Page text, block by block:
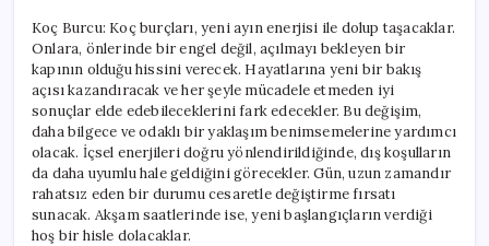
Koç Burcu: Koç burçları, yeni ayın enerjisi ile dolup taşacaklar.
Onlara, önlerinde bir engel değil, açılmayı bekleyen bir
kapının olduğu hissini verecek. Hayatlarına yeni bir bakış
açısı kazandıracak ve her şeyle mücadele etmeden iyi
sonuçlar elde edebileceklerini fark edecekler. Bu değişim,
daha bilgece ve odaklı bir yaklaşım benimsemelerine yardımcı
olacak. İçsel enerjileri doğru yönlendirildiğinde, dış koşulların
da daha uyumlu hale geldiğini görecekler. Gün, uzun zamandır
rahatsız eden bir durumu cesaretle değiştirme fırsatı
sunacak. Akşam saatlerinde ise, yeni başlangıçların verdiği
hoş bir hisle dolacaklar.